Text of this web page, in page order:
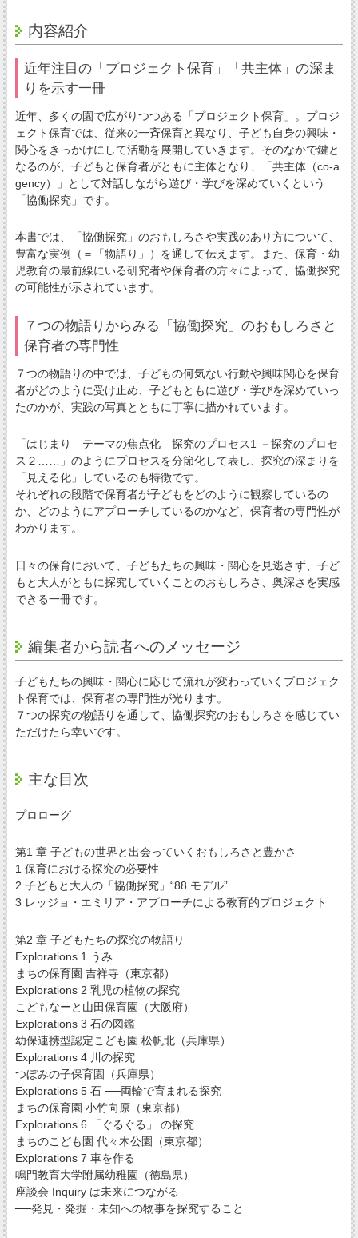
内容紹介
近年注目の「プロジェクト保育」「共主体」の深ま
りを示す一冊
近年、多くの園で広がりつつある「プロジェクト保育」。プロジ
ェクト保育では、従来の一斉保育と異なり、子ども自身の興味・
関心をきっかけにして活動を展開していきます。そのなかで鍵と
なるのが、子どもと保育者がともに主体となり、「共主体（co-a
gency）」として対話しながら遊び・学びを深めていくという
「協働探究」です。
本書では、「協働探究」のおもしろさや実践のあり方について、
豊富な実例（＝「物語り」）を通して伝えます。また、保育・幼
児教育の最前線にいる研究者や保育者の方々によって、協働探究
の可能性が示されています。
７つの物語りからみる「協働探究」のおもしろさと
保育者の専門性
７つの物語りの中では、子どもの何気ない行動や興味関心を保育
者がどのように受け止め、子どもともに遊び・学びを深めていっ
たのかが、実践の写真とともに丁寧に描かれています。
「はじまり―テーマの焦点化―探究のプロセス1 －探究のプロセ
ス２……」のようにプロセスを分節化して表し、探究の深まりを
「見える化」しているのも特徴です。
それぞれの段階で保育者が子どもをどのように観察しているの
か、どのようにアプローチしているのかなど、保育者の専門性が
わかります。
日々の保育において、子どもたちの興味・関心を見逃さず、子ど
もと大人がともに探究していくことのおもしろさ、奥深さを実感
できる一冊です。
編集者から読者へのメッセージ
子どもたちの興味・関心に応じて流れが変わっていくプロジェク
ト保育では、保育者の専門性が光ります。
７つの探究の物語りを通して、協働探究のおもしろさを感じてい
ただけたら幸いです。
主な目次
プロローグ
第1 章 子どもの世界と出会っていくおもしろさと豊かさ
1 保育における探究の必要性
2 子どもと大人の「協働探究」“88 モデル”
3 レッジョ・エミリア・アプローチによる教育的プロジェクト
第2 章 子どもたちの探究の物語り
Explorations 1 うみ
まちの保育園 吉祥寺（東京都）
Explorations 2 乳児の植物の探究
こどもなーと山田保育園（大阪府）
Explorations 3 石の図鑑
幼保連携型認定こども園 松帆北（兵庫県）
Explorations 4 川の探究
つぼみの子保育園（兵庫県）
Explorations 5 石 ──両輪で育まれる探究
まちの保育園 小竹向原（東京都）
Explorations 6 「ぐるぐる」 の探究
まちのこども園 代々木公園（東京都）
Explorations 7 車を作る
鳴門教育大学附属幼稚園（徳島県）
座談会 Inquiry は未来につながる
──発見・発掘・未知への物事を探究すること